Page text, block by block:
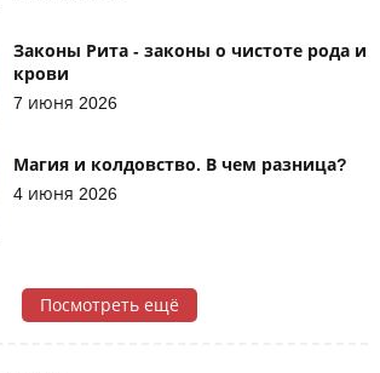
Законы Рита - законы о чистоте рода и
крови
7 июня 2026
Магия и колдовство. В чем разница?
4 июня 2026
Посмотреть ещё